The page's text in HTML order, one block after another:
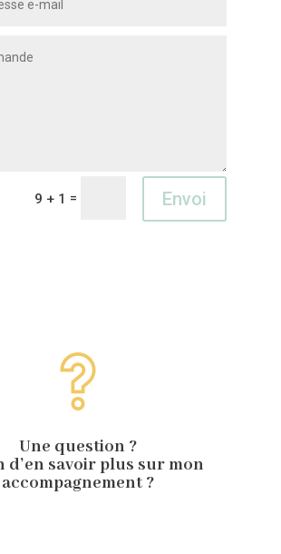
9 + 1 = Envoi
Une question ?
d’en savoir plus sur mon
accompagnement ?